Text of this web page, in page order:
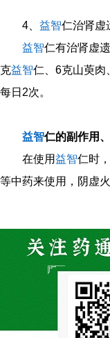
4、 益智仁治肾虚
益智仁有治肾虚
克益智仁、6克山萸肉
每日2次。
益智仁的副作用
在使用益智仁时
等中药来使用，阴虚